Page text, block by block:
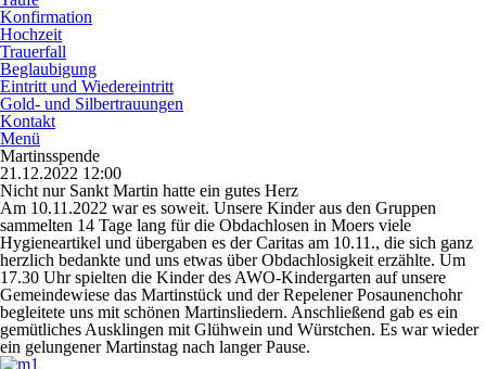
Konfirmation
Hochzeit
Trauerfall
Beglaubigung
Eintritt und Wiedereintritt
Gold- und Silbertrauungen
Kontakt
Menü
Martinsspende
21.12.2022 12:00
Nicht nur Sankt Martin hatte ein gutes Herz
Am 10.11.2022 war es soweit. Unsere Kinder aus den Gruppen
sammelten 14 Tage lang für die Obdachlosen in Moers viele
Hygieneartikel und übergaben es der Caritas am 10.11., die sich ganz
herzlich bedankte und uns etwas über Obdachlosigkeit erzählte. Um
17.30 Uhr spielten die Kinder des AWO-Kindergarten auf unsere
Gemeindewiese das Martinstück und der Repelener Posaunenchohr
begleitete uns mit schönen Martinsliedern. Anschließend gab es ein
gemütliches Ausklingen mit Glühwein und Würstchen. Es war wieder
ein gelungener Martinstag nach langer Pause.